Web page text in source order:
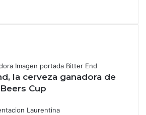
la cerveza ganadora de
Cup